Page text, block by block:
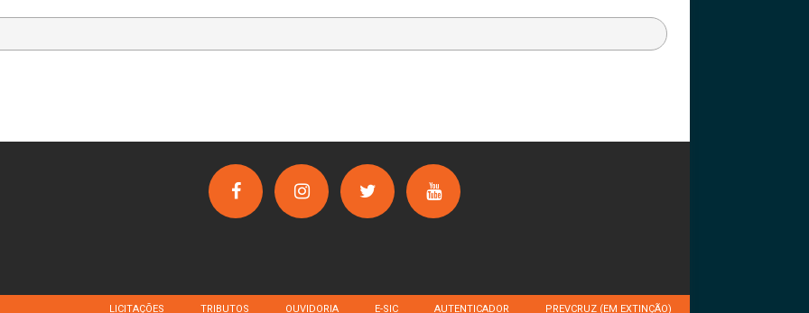
LICITAÇÕES TRIBUTOS OUVIDORIA E-SIC AUTENTICADOR PREVCRUZ (EM EXTINÇÃO)